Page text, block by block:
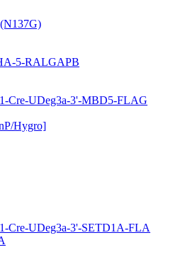
5-RALGAPB
Cre-UDeg3a-3'-MBD5-FLAG
Hygro]
Cre-UDeg3a-3'-SETD1A-FLA